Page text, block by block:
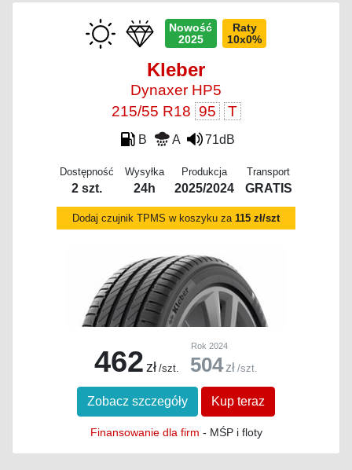
Nowość
2025
Raty
10x0%
Kleber
Dynaxer HP5
215/55 R18 95 T
B A 71dB
Dostępność
2 szt.
Wysyłka
24h
Produkcja
2025/2024
Transport
GRATIS
Dodaj czujnik TPMS w koszyku za 115 zł/szt
462 zł /szt.
Rok 2024
504 zł /szt.
Zobacz szczegóły Kup teraz
Finansowanie dla firm - MŚP i floty